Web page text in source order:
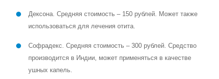
Дексона. Средняя стоимость – 150 рублей. Может также
использоваться для лечения отита.
Софрадекс. Средняя стоимость – 300 рублей. Средство
производится в Индии, может применяться в качестве
ушных капель.